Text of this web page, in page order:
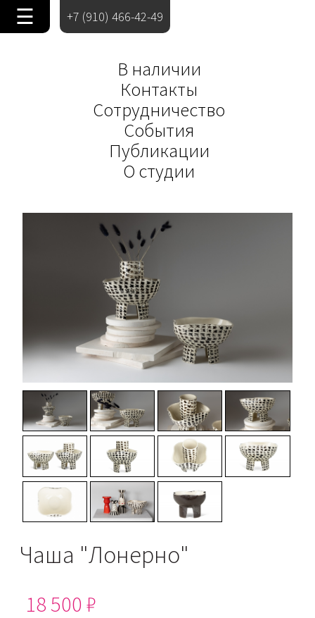
☰ +7 (910) 466-42-49
В наличии
Контакты
Сотрудничество
События
Публикации
О студии
Чаша "Лонерно"
18 500 ₽